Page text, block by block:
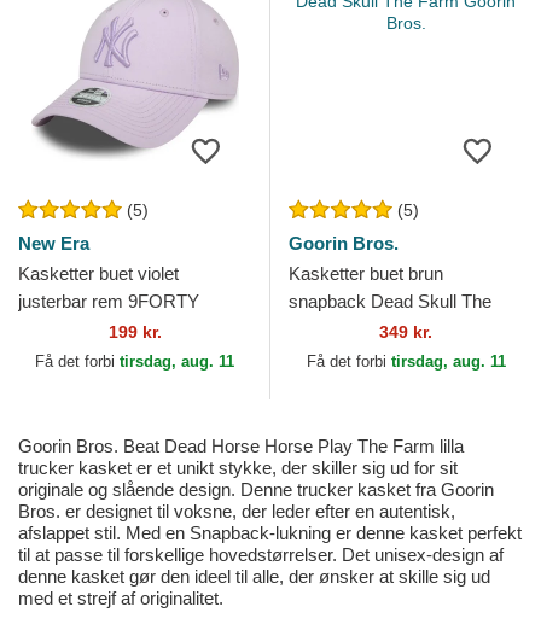
(5)
New Era
Kasketter buet violet
justerbar rem 9FORTY
League Essential fra New
York Yankees MLB af New
199 kr.
Få det forbi tirsdag, aug. 11
(5)
Goorin Bros.
Kasketter buet brun
snapback Dead Skull The
Farm Goorin Bros.
349 kr.
Få det forbi tirsdag, aug. 11
Goorin Bros. Beat Dead Horse Horse Play The Farm lilla
trucker kasket er et unikt stykke, der skiller sig ud for sit
originale og slående design. Denne trucker kasket fra Goorin
Bros. er designet til voksne, der leder efter en autentisk,
afslappet stil. Med en Snapback-lukning er denne kasket perfekt
til at passe til forskellige hovedstørrelser. Det unisex-design af
denne kasket gør den ideel til alle, der ønsker at skille sig ud
med et strejf af originalitet.